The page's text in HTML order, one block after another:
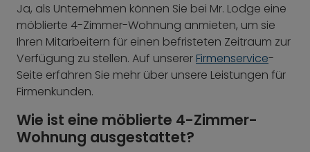
Ja, als Unternehmen können Sie bei Mr. Lodge eine
möblierte 4-Zimmer-Wohnung anmieten, um sie
Ihren Mitarbeitern für einen befristeten Zeitraum zur
Verfügung zu stellen. Auf unserer Firmenservice-
Seite erfahren Sie mehr über unsere Leistungen für
Firmenkunden.
Wie ist eine möblierte 4-Zimmer-
Wohnung ausgestattet?